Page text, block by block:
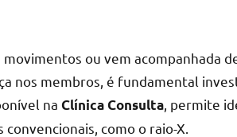
ou vem acompanhada
nos membros, é fundamental
na Clínica Consulta , permite
como o raio-X.